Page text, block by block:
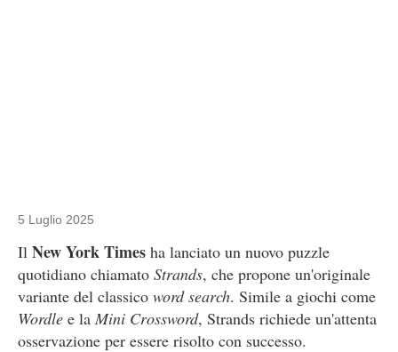
5 Luglio 2025
Il New York Times ha lanciato un nuovo puzzle
quotidiano chiamato Strands, che propone un'originale
variante del classico word search. Simile a giochi come
Wordle e la Mini Crossword, Strands richiede un'attenta
osservazione per essere risolto con successo.